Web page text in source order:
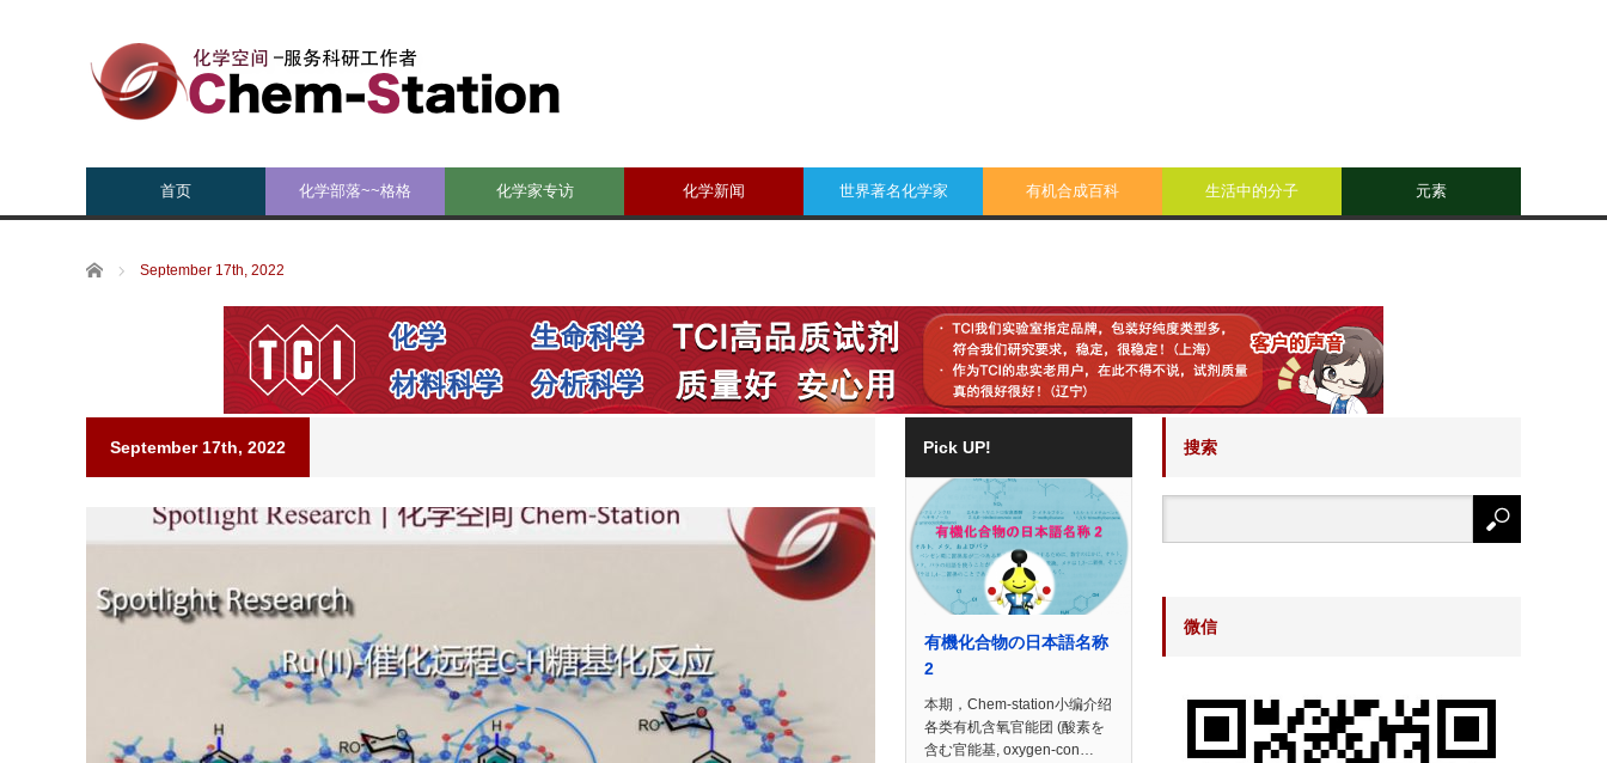
首页 化学部落~~格格 化学家专访 化学新闻 世界著名化学家 有机合成百科 生活中的分子 元素
Home September 17th, 2022
September 17th, 2022 Pick UP!
有機化合物の日本語名称
2
本期，Chem-station小编介绍
各类有机含氧官能团 (酸素を
含む官能基, oxygen-con…
搜索
微信